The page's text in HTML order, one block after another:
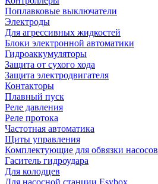
Поплавковые выключатели
Электроды
Для агрессивных жидкостей
Блоки электронной автоматики
Гидроаккумуляторы
Защита от сухого хода
Защита электродвигателя
Контакторы
Плавный пуск
Реле давления
Реле протока
Частотная автоматика
Щиты управления
Комплектующие для обвязки насосов
Гаситель гидроудара
Для колодцев
Для насосной станции Esybox